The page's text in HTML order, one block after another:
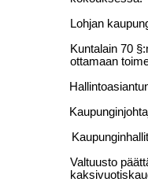
Lohjan
Kuntalain 70
ottamaan
Valtuusto